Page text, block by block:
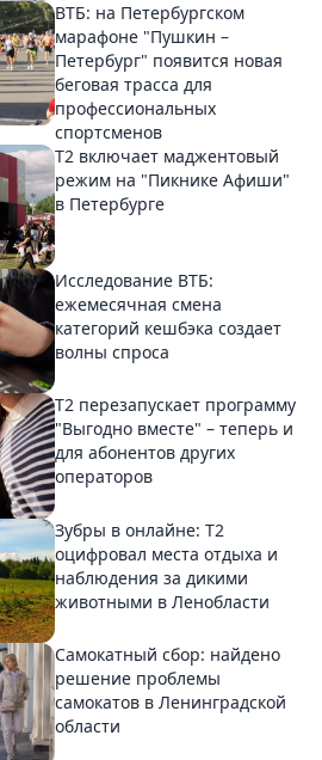
ВТБ: на Петербургском
марафоне "Пушкин –
Петербург" появится новая
беговая трасса для
профессиональных
спортсменов
Т2 включает маджентовый
режим на "Пикнике Афиши"
в Петербурге
Исследование ВТБ:
ежемесячная смена
категорий кешбэка создает
волны спроса
Т2 перезапускает программу
"Выгодно вместе" – теперь и
для абонентов других
операторов
Зубры в онлайне: Т2
оцифровал места отдыха и
наблюдения за дикими
животными в Ленобласти
Самокатный сбор: найдено
решение проблемы
самокатов в Ленинградской
области